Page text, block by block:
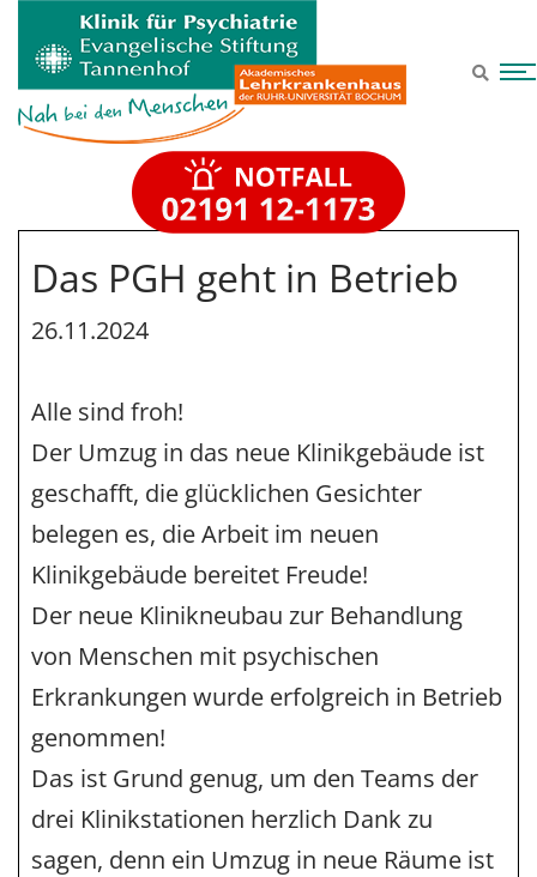
Zum Hauptinhalt springen
Das PGH geht in Betrieb
26.11.2024
Alle sind froh!
Der Umzug in das neue Klinikgebäude ist
geschafft, die glücklichen Gesichter
belegen es, die Arbeit im neuen
Klinikgebäude bereitet Freude!
Der neue Klinikneubau zur Behandlung
von Menschen mit psychischen
Erkrankungen wurde erfolgreich in Betrieb
genommen!
Das ist Grund genug, um den Teams der
drei Klinikstationen herzlich Dank zu
sagen, denn ein Umzug in neue Räume ist